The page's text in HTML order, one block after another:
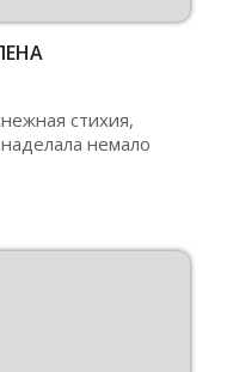
стихия,
немало